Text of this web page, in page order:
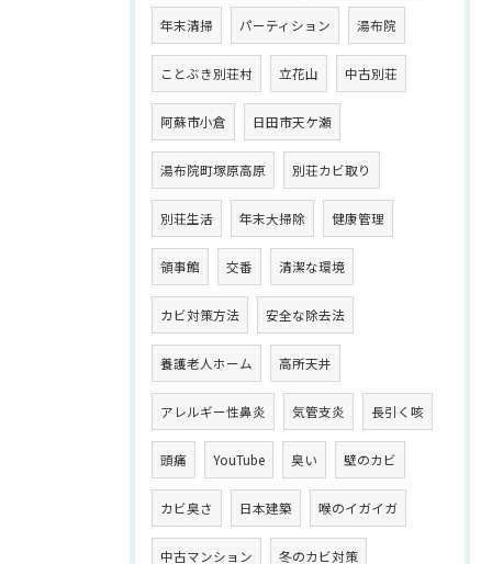
年末清掃 パーティション 湯布院
ことぶき別荘村 立花山 中古別荘
阿蘇市小倉 日田市天ケ瀬
湯布院町塚原高原 別荘カビ取り
別荘生活 年末大掃除 健康管理
領事館 交番 清潔な環境
カビ対策方法 安全な除去法
養護老人ホーム 高所天井
アレルギー性鼻炎 気管支炎 長引く咳
頭痛 YouTube 臭い 壁のカビ
カビ臭さ 日本建築 喉のイガイガ
中古マンション 冬のカビ対策